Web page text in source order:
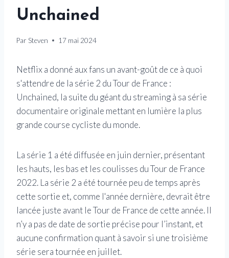
Unchained
Par Steven 17 mai 2024
Netflix a donné aux fans un avant-goût de ce à quoi
s'attendre de la série 2 du Tour de France :
Unchained, la suite du géant du streaming à sa série
documentaire originale mettant en lumière la plus
grande course cycliste du monde.
La série 1 a été diffusée en juin dernier, présentant
les hauts, les bas et les coulisses du Tour de France
2022. La série 2 a été tournée peu de temps après
cette sortie et, comme l'année dernière, devrait être
lancée juste avant le Tour de France de cette année. Il
n’y a pas de date de sortie précise pour l’instant, et
aucune confirmation quant à savoir si une troisième
série sera tournée en juillet.